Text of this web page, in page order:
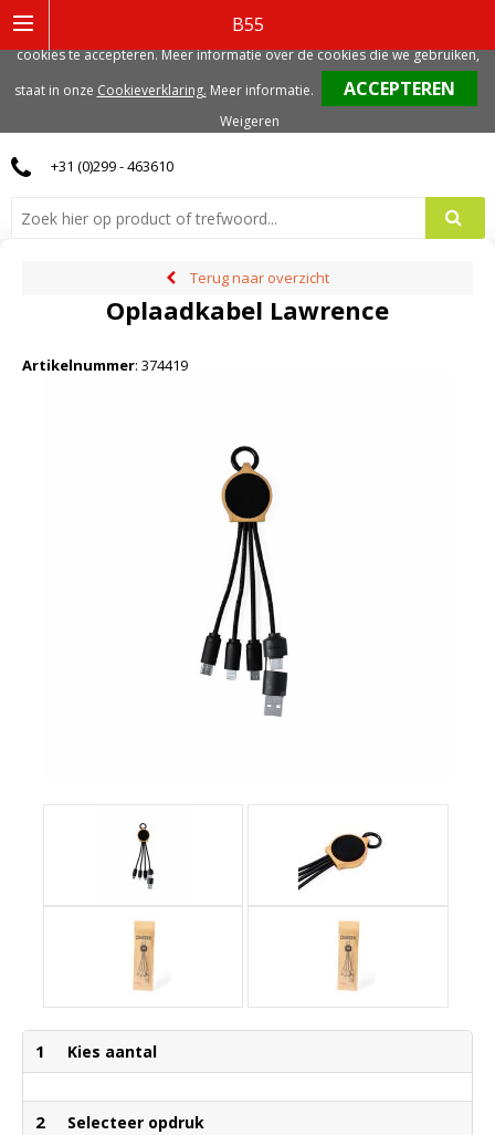
B55
0
+31 (0)299 - 463610
Terug naar overzicht
Oplaadkabel Lawrence
Artikelnummer: 374419
1 Kies aantal
2 Selecteer opdruk
gerelateerde cookies. Voor de beste gebruikerservaring, adviseren we deze
cookies te accepteren. Meer informatie over de cookies die we gebruiken,
staat in onze Cookieverklaring. Meer informatie.
Weigeren